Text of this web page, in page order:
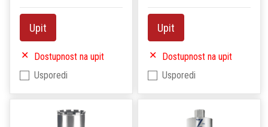
Upit
Dostupnost na upit
Usporedi
Upit
Dostupnost na upit
Usporedi